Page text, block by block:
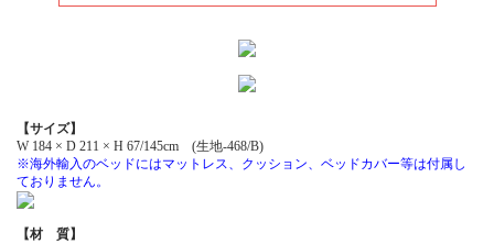
【サイズ】
W 184 × D 211 × H 67/145cm (生地-468/B)
※海外輸入のベッドにはマットレス、クッション、ベッドカバー等は付属し
ておりません。
【材 質】